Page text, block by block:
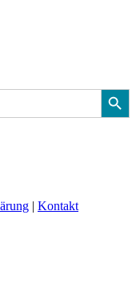
Search Button
| Kontakt